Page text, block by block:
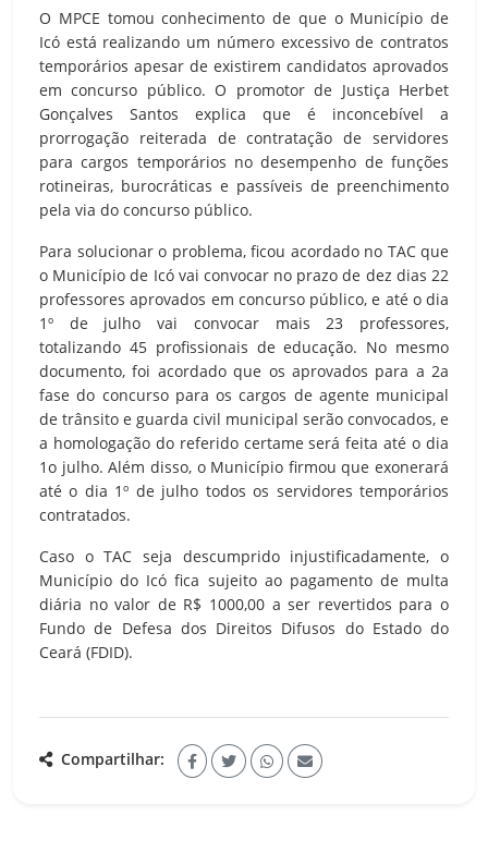
O MPCE tomou conhecimento de que o Município de
Icó está realizando um número excessivo de contratos
temporários apesar de existirem candidatos aprovados
em concurso público. O promotor de Justiça Herbet
Gonçalves Santos explica que é inconcebível a
prorrogação reiterada de contratação de servidores
para cargos temporários no desempenho de funções
rotineiras, burocráticas e passíveis de preenchimento
pela via do concurso público.
Para solucionar o problema, ficou acordado no TAC que
o Município de Icó vai convocar no prazo de dez dias 22
professores aprovados em concurso público, e até o dia
1º de julho vai convocar mais 23 professores,
totalizando 45 profissionais de educação. No mesmo
documento, foi acordado que os aprovados para a 2a
fase do concurso para os cargos de agente municipal
de trânsito e guarda civil municipal serão convocados, e
a homologação do referido certame será feita até o dia
1o julho. Além disso, o Município firmou que exonerará
até o dia 1º de julho todos os servidores temporários
contratados.
Caso o TAC seja descumprido injustificadamente, o
Município do Icó fica sujeito ao pagamento de multa
diária no valor de R$ 1000,00 a ser revertidos para o
Fundo de Defesa dos Direitos Difusos do Estado do
Ceará (FDID).
Compartilhar: